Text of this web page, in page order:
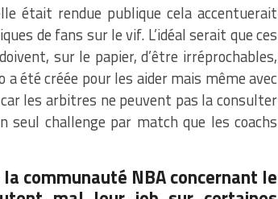
était rendue publique cela accentuerait
de fans sur le vif. L’idéal serait que ces
sur le papier, d’être irréprochables,
été créée pour les aider mais même avec
les arbitres ne peuvent pas la consulter
challenge par match que les coachs
communauté NBA concernant le